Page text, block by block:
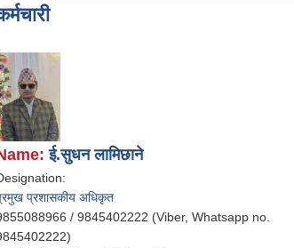
ई.सुधन लामिछाने
प्रशासकीय अधिकृत
/ 9845402222 (Viber, Whatsapp no.